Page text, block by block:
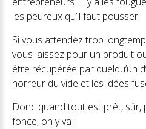
les peureux qu’il faut pousser.
Si vous attendez trop
vous laissez pour un produit
être récupérée par quelqu’un
horreur du vide et les idées
Donc quand tout est prêt, sûr,
fonce, on y va !